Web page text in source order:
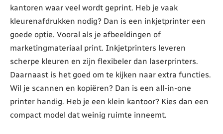
kantoren waar veel wordt geprint. Heb je vaak
kleurenafdrukken nodig? Dan is een inkjetprinter een
goede optie. Vooral als je afbeeldingen of
marketingmateriaal print. Inkjetprinters leveren
scherpe kleuren en zijn flexibeler dan laserprinters.
Daarnaast is het goed om te kijken naar extra functies.
Wil je scannen en kopiëren? Dan is een all-in-one
printer handig. Heb je een klein kantoor? Kies dan een
compact model dat weinig ruimte inneemt.